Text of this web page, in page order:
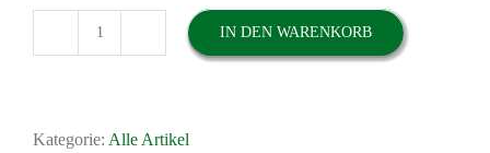
Kampftasche
IN DEN WARENKORB
Kategorie: Alle Artikel